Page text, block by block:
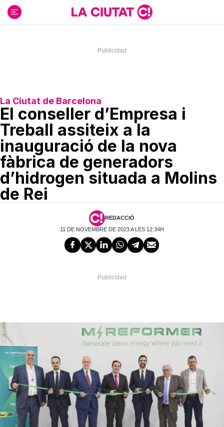
contenido
La Ciutat de Barcelona
El conseller d’Empresa i
Treball assiteix a la
inauguració de la nova
fàbrica de generadors
d’hidrogen situada a Molins
de Rei
REDACCIÓ
11 DE NOVEMBRE DE 2023 A LES 12:34H